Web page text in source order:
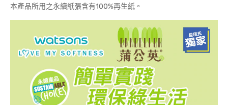
本產品所用之永續紙張含有100%再生紙。